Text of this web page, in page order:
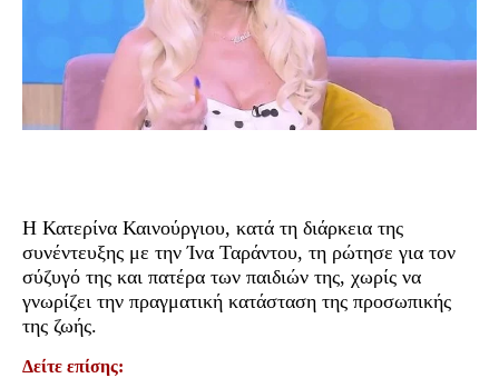
Η Κατερίνα Καινούργιου, κατά τη διάρκεια της
συνέντευξης με την Ίνα Ταράντου, τη ρώτησε για τον
σύζυγό της και πατέρα των παιδιών της, χωρίς να
γνωρίζει την πραγματική κατάσταση της προσωπικής
της ζωής.
Δείτε επίσης: